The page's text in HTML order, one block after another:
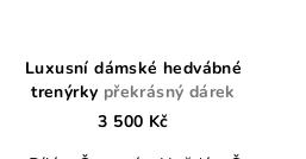
Luxusní dámské hedvábné
trenýrky překrásný dárek
3 500 Kč